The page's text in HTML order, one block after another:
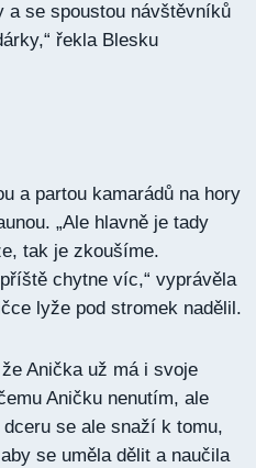
a se spoustou návštěvníků
řekla Blesku
a partou kamarádů na hory
„Ale hlavně je tady
tak je zkoušíme.
chytne víc,“ vyprávěla
lyže pod stromek nadělil.
Anička už má i svoje
Aničku nenutím, ale
se ale snaží k tomu,
se uměla dělit a naučila